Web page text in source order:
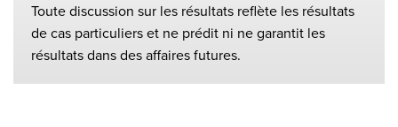
Toute discussion sur les résultats reflète les résultats
de cas particuliers et ne prédit ni ne garantit les
résultats dans des affaires futures.